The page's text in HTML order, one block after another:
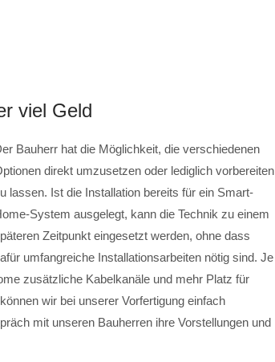
viel Geld
Bauherr hat die Möglichkeit, die verschiedenen
direkt umzusetzen oder lediglich vorbereiten
lassen. Ist die Installation bereits für ein Smart-
System ausgelegt, kann die Technik zu einem
Zeitpunkt eingesetzt werden, ohne dass
umfangreiche Installationsarbeiten nötig sind. Je
zusätzliche Kabelkanäle und mehr Platz für
wir bei unserer Vorfertigung einfach
mit unseren Bauherren ihre Vorstellungen und